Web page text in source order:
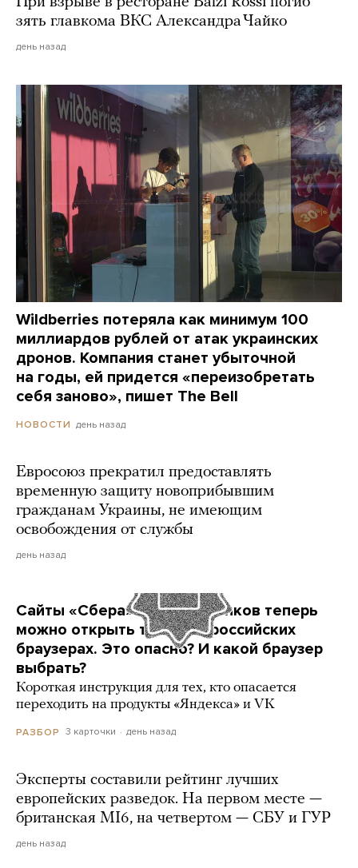
зять главкома ВКС Александра Чайко
день назад
Wildberries потеряла как минимум 100
миллиардов рублей от атак украинских
дронов. Компания станет убыточной
на годы, ей придется «переизобретать
себя заново», пишет The Bell
НОВОСТИ день назад
Евросоюз прекратил предоставлять
временную защиту новоприбывшим
гражданам Украины, не имеющим
освобождения от службы
день назад
Сайты «Сбера» и других банков теперь
можно открыть только в российских
браузерах. Это опасно? И какой браузер
выбрать?
Короткая инструкция для тех, кто опасается
переходить на продукты «Яндекса» и VK
РАЗБОР 3 карточки день назад
Эксперты составили рейтинг лучших
европейских разведок. На первом месте —
британская MI6, на четвертом — СБУ и ГУР
день назад